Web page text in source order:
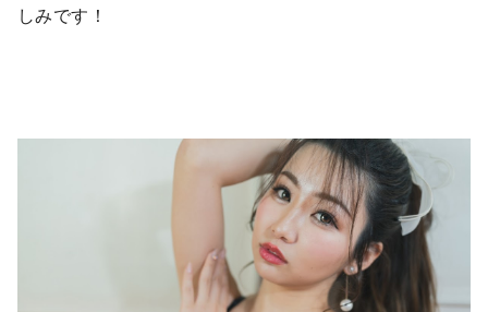
しみです！